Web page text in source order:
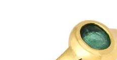
Acabamento:
Peso:5,3
Gemas